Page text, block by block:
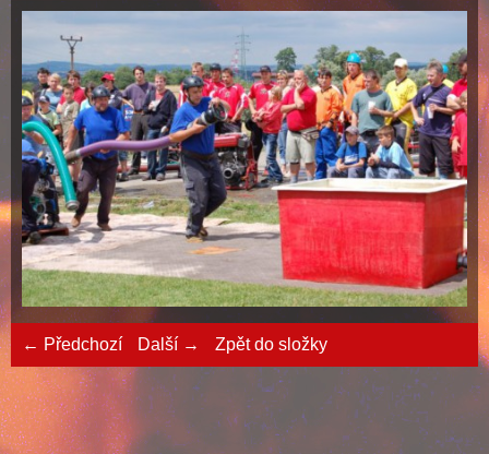
← Předchozí Další → Zpět do složky